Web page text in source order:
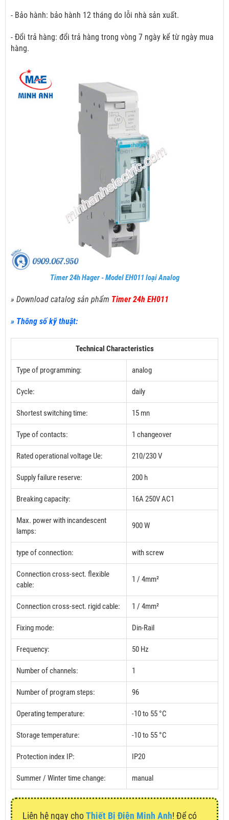
- Bảo hành: bảo hành 12 tháng do lỗi nhà sản xuất.
- Đổi trả hàng: đổi trả hàng trong vòng 7 ngày kể từ ngày mua
hàng.
Timer 24h Hager - Model EH011 loại Analog
» Download catalog sản phẩm Timer 24h EH011
» Thông số kỹ thuật:
Technical Characteristics
Type of programming: analog
Cycle: daily
Shortest switching time: 15 mn
Type of contacts: 1 changeover
Rated operational voltage Ue: 210/230 V
Supply failure reserve: 200 h
Breaking capacity: 16A 250V AC1
Max. power with incandescent
lamps:
900 W
type of connection: with screw
Connection cross-sect. flexible
cable:
1 / 4mm²
Connection cross-sect. rigid cable: 1 / 4mm²
Fixing mode: Din-Rail
Frequency: 50 Hz
Number of channels: 1
Number of program steps: 96
Operating temperature: -10 to 55 °C
Storage temperature: -10 to 55 °C
Protection index IP: IP20
Summer / Winter time change: manual
Liên hệ ngay choThiết Bị Điện Minh Anh! Để có